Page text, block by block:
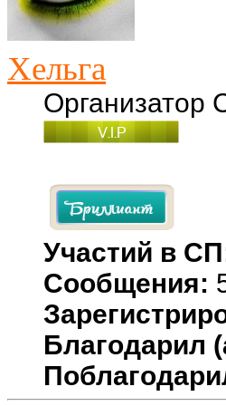
Хельга
Организатор
Участий в
Сообщения:
Благодарил